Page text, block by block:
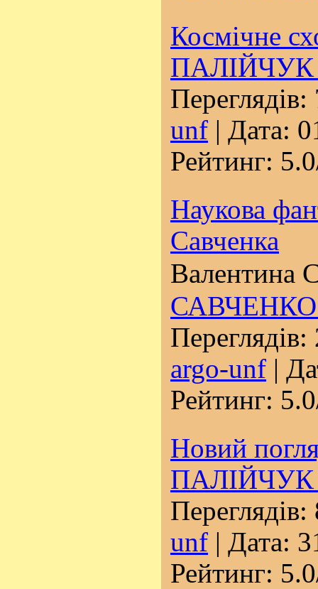
Космічне
ПАЛІЙЧУК
unf | Дата:
Рейтинг:
Наукова
Савченка
Валентина
САВЧЕНКО
argo-unf |
Рейтинг:
Новий
ПАЛІЙЧУК
unf | Дата:
Рейтинг: